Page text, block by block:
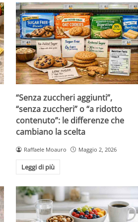
“Senza zuccheri aggiunti”,
“senza zuccheri” o “a ridotto
contenuto”: le differenze che
cambiano la scelta
Raffaele Moauro Maggio 2, 2026
Leggi di più